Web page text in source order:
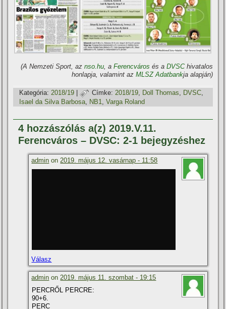
(A Nemzeti Sport, az nso.hu, a Ferencváros és a DVSChivatalos
honlapja, valamint az MLSZ Adatbankja alapján)
Kategória: 2018/19 | Címke: 2018/19, Doll Thomas, DVSC,
Isael da Silva Barbosa
NB1 ,Varga Roland
4 hozzászólás a(z) 2019.V.11.
Ferencváros – DVSC: 2-1 bejegyzéshez
admin on 2019. május 12. vasárnap - 11:58
Válasz
admin on2019. május 11. szombat - 19:15
PERCRŐL PERCRE:
90+6.
PERC